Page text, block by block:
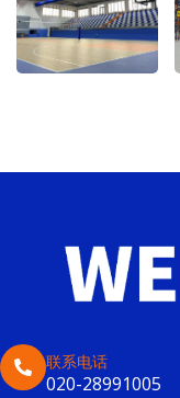
联系电话
020-28991005